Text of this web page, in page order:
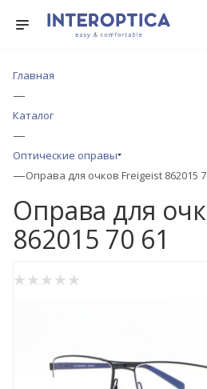
Главная
—
Каталог
—
Оптические оправы
—Оправа для очков Freigeist 862015
Оправа для
862015 70 61